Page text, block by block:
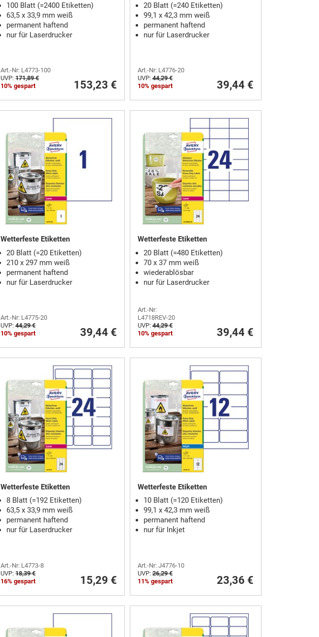
100 Blatt (=2400 Etiketten)
63,5 x 33,9 mm weiß
permanent haftend
nur für Laserdrucker
Art.-Nr: L4773-100
UVP:171,89 €
10% gespart
153,23 €
20 Blatt (=240 Etiketten)
99,1 x 42,3 mm weiß
permanent haftend
nur für Laserdrucker
Art.-Nr: L4776-20
UVP:44,29 €
10% gespart
39,44 €
Wetterfeste Etiketten
20 Blatt (=20 Etiketten)
210 x 297 mm weiß
permanent haftend
nur für Laserdrucker
Art.-Nr: L4775-20
UVP:44,29 €
10% gespart
39,44 €
Wetterfeste Etiketten
20 Blatt (=480 Etiketten)
70 x 37 mm weiß
wiederablösbar
nur für Laserdrucker
Art.-Nr:
L4718REV-20
UVP:44,29 €
10% gespart
39,44 €
Wetterfeste Etiketten
8 Blatt (=192 Etiketten)
63,5 x 33,9 mm weiß
permanent haftend
nur für Laserdrucker
Art.-Nr: L4773-8
UVP:18,39 €
16% gespart
15,29 €
Wetterfeste Etiketten
10 Blatt (=120 Etiketten)
99,1 x 42,3 mm weiß
permanent haftend
nur für Inkjet
Art.-Nr: J4776-10
UVP:26,29 €
11% gespart
23,36 €